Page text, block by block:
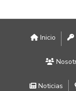
Inicio
Noticias